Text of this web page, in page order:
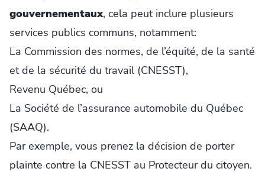
gouvernementaux, cela peut inclure plusieurs
services publics communs, notamment:
La Commission des normes, de l’équité, de la santé
et de la sécurité du travail (CNESST),
Revenu Québec, ou
La Société de l’assurance automobile du Québec
(SAAQ).
Par exemple, vous prenez la décision de porter
plainte contre la CNESST au Protecteur du citoyen.